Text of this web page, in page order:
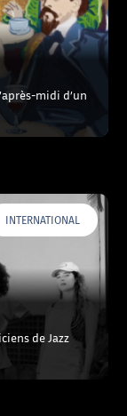
midi d’un
INTERNATIONAL
de Jazz